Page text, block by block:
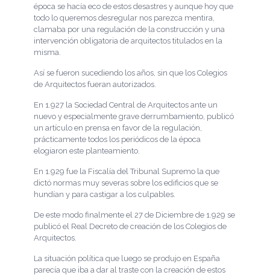
época se hacía eco de estos desastres y aunque hoy que
todo lo queremos desregular nos parezca mentira,
clamaba por una regulación de la construcción y una
intervención obligatoria de arquitectos titulados en la
misma.
Así se fueron sucediendo los años, sin que los Colegios
de Arquitectos fueran autorizados.
En 1.927 la Sociedad Central de Arquitectos ante un
nuevo y especialmente grave derrumbamiento, publicó
un artículo en prensa en favor de la regulación,
prácticamente todos los periódicos de la época
elogiaron este planteamiento.
En 1.929 fue la Fiscalía del Tribunal Supremo la que
dictó normas muy severas sobre los edificios que se
hundían y para castigar a los culpables.
De este modo finalmente el 27 de Diciembre de 1.929 se
publicó el Real Decreto de creación de los Colegios de
Arquitectos.
La situación política que luego se produjo en España
parecía que iba a dar al traste con la creación de estos